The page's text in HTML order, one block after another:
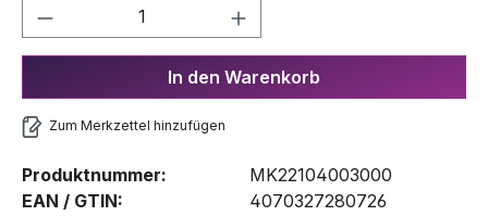
Produkt Anzahl: Gib den
In den Warenkorb
Zum Merkzettel hinzufügen
Produktnummer:
MK22104003000
EAN / GTIN:
4070327280726